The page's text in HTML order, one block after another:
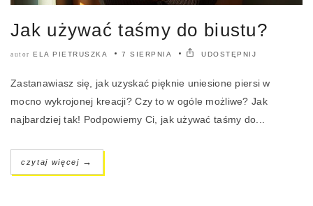
Jak używać taśmy do biustu?
autor ELA PIETRUSZKA 7 SIERPNIA UDOSTĘPNIJ
Zastanawiasz się, jak uzyskać pięknie uniesione piersi w
mocno wykrojonej kreacji? Czy to w ogóle możliwe? Jak
najbardziej tak! Podpowiemy Ci, jak używać taśmy do...
czytaj więcej →